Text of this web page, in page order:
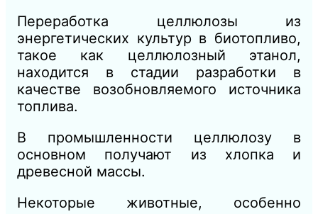
Переработка целлюлозы из
энергетических культур в биотопливо,
такое как целлюлозный этанол,
находится в стадии разработки в
качестве возобновляемого источника
топлива.
В промышленности целлюлозу в
основном получают из хлопка и
древесной массы.
Некоторые животные, особенно